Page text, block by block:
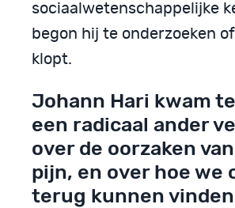
sociaalwetenschappelijke
begon hij te onderzoeken
klopt.
Johann Hari kwam
een radicaal ander
over de oorzaken
pijn, en over hoe we
terug kunnen vinden